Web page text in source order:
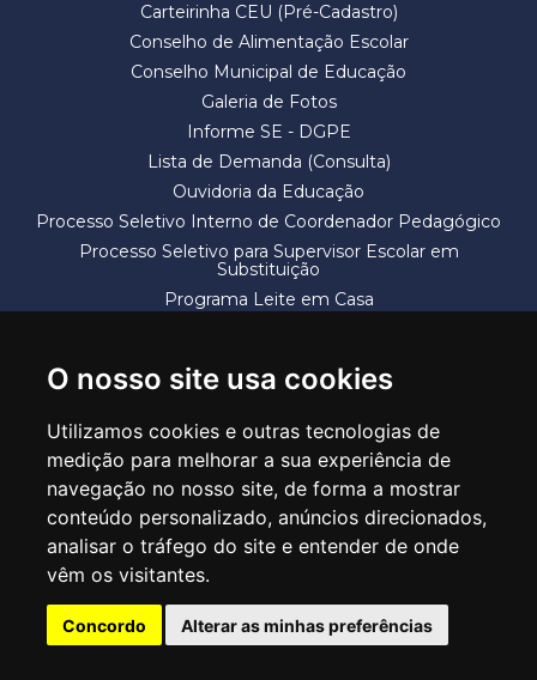
O nosso site usa cookies
Utilizamos cookies e outras tecnologias de
medição para melhorar a sua experiência de
navegação no nosso site, de forma a mostrar
conteúdo personalizado, anúncios direcionados,
analisar o tráfego do site e entender de onde
vêm os visitantes.
Concordo Alterar as minhas preferências
Carteirinha CEU (Pré-Cadastro)
Conselho de Alimentação Escolar
Conselho Municipal de Educação
Galeria de Fotos
Informe SE - DGPE
Lista de Demanda (Consulta)
Ouvidoria da Educação
Processo Seletivo Interno de Coordenador Pedagógico
Processo Seletivo para Supervisor Escolar em
Substituição
Programa Leite em Casa
SECRETARIA DE EDUCAÇÃO
Rua Claudino Barbosa, 313 - Macedo - Guarulhos/SP CEP 07113-040
Central de Atendimento: *55 11 2475-7300